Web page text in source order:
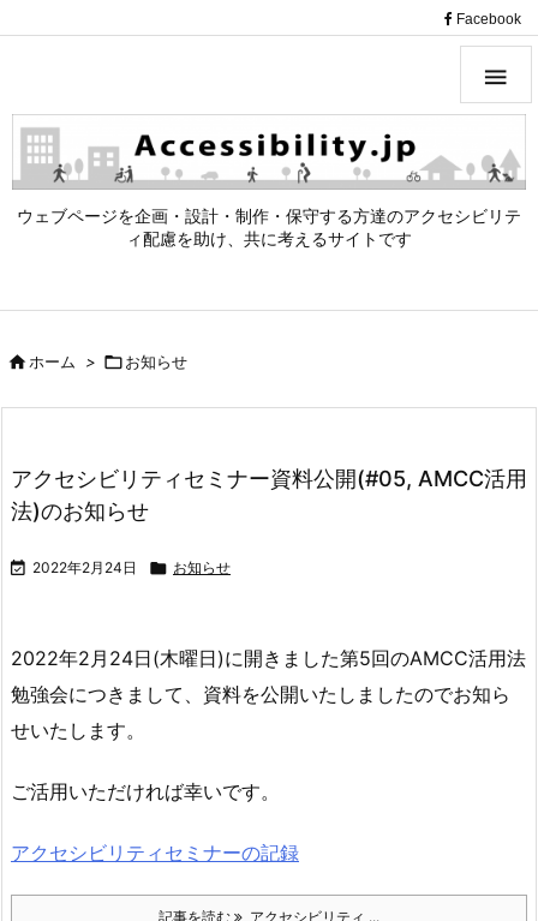
Facebook
ウェブページを企画・設計・制作・保守する方達のアクセシビリテ
ィ配慮を助け、共に考えるサイトです

ホーム > お知らせ
アクセシビリティセミナー資料公開(#05, AMCC活用
法)のお知らせ
 2022年2月24日  お知らせ
2022年2月24日(木曜日)に開きました第5回のAMCC活用法
勉強会につきまして、資料を公開いたしましたのでお知ら
せいたします。
ご活用いただければ幸いです。
アクセシビリティセミナーの記録
記事を読む アクセシビリティ ...